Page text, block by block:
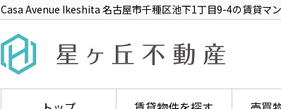
Casa Avenue Ikeshita 名古屋市千種区池下1丁目9-4の賃貸マ